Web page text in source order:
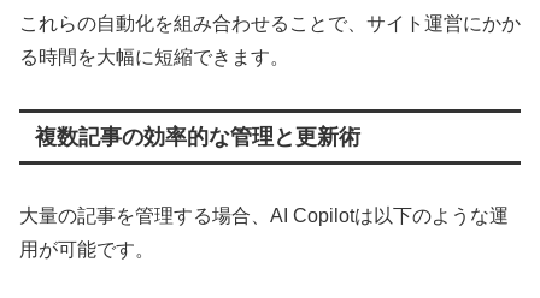
これらの自動化を組み合わせることで、サイト運営にかか
る時間を大幅に短縮できます。
複数記事の効率的な管理と更新術
大量の記事を管理する場合、AI Copilotは以下のような運
用が可能です。